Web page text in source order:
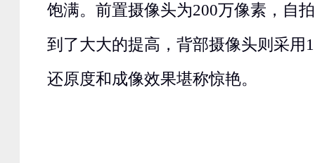
饱满。前置摄像头为200万像素，自
到了大大的提高，背部摄像头则采用
还原度和成像效果堪称惊艳。